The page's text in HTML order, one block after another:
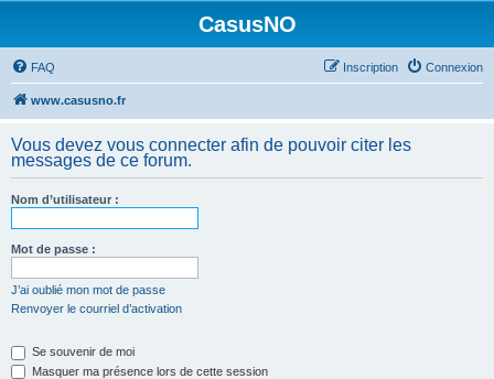
CasusNO
FAQ Connexion
Inscription
www.casusno.fr
Vous devez vous connecter afin de pouvoir citer les
messages de ce forum.
Nom d’utilisateur :
Mot de passe :
J’ai oublié mon mot de passe
Renvoyer le courriel d’activation
Se souvenir de moi
Masquer ma présence lors de cette session